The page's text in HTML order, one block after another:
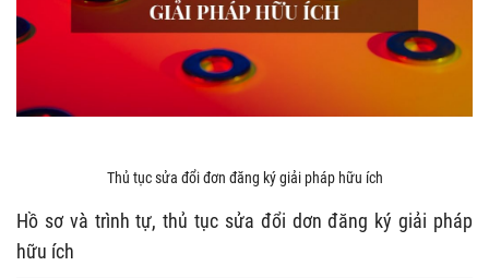
Thủ tục sửa đổi đơn đăng ký giải pháp hữu ích
Hồ sơ và trình tự, thủ tục sửa đổi dơn đăng ký giải pháp
hữu ích